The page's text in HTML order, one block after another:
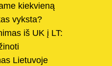
kiekvieną
vyksta?
iš UK į LT:
Lietuvoje